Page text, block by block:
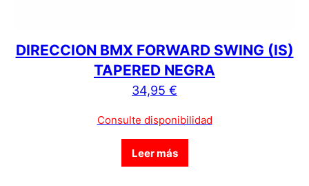
DIRECCION BMX FORWARD SWING (IS)
TAPERED NEGRA
34,95 €
Consulte disponibilidad
Leer más